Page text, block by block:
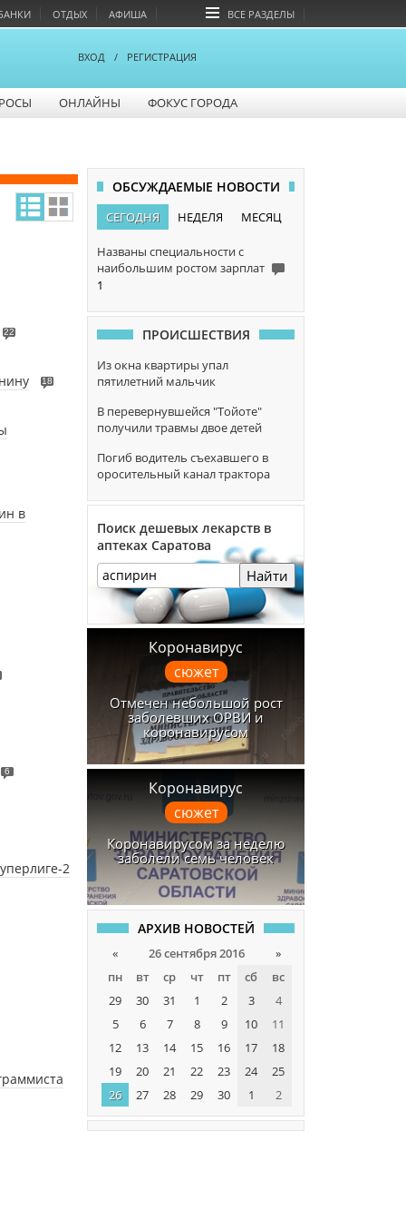
ОТДЫХ АФИША ВСЕ РАЗДЕЛЫ
ВХОД / РЕГИСТРАЦИЯ
ОНЛАЙНЫ ФОКУС ГОРОДА
22
18
в
6
2
ОБСУЖДАЕМЫЕ НОВОСТИ
СЕГОДНЯ НЕДЕЛЯ МЕСЯЦ
Названы специальности с
наибольшим ростом зарплат
1
ПРОИСШЕСТВИЯ
Из окна квартиры упал
пятилетний мальчик
В перевернувшейся "Тойоте"
получили травмы двое детей
Погиб водитель съехавшего в
оросительный канал трактора
Поиск дешевых лекарств в
аптеках Саратова
Найти
Коронавирус
сюжет
Отмечен небольшой рост
заболевших ОРВИ и
коронавирусом
Коронавирус
сюжет
Коронавирусом за неделю
заболели семь человек
АРХИВ НОВОСТЕЙ
« 26 сентября 2016
»
пн
вт ср чт пт сб
вс
29
30 31 1 2 3
4
5
6 7 8 9 10
11
12
13 14 15 16 17
18
19
20 21 22 23 24
25
26
27 28 29 30 1 2